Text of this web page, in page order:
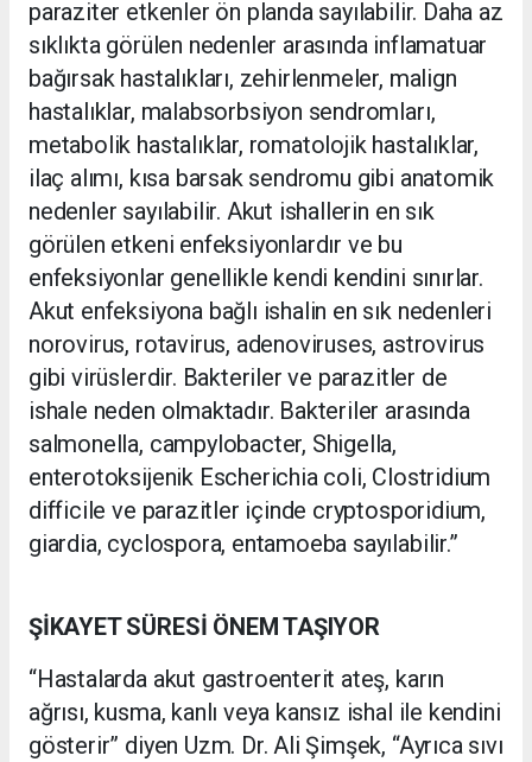
paraziter etkenler ön planda sayılabilir. Daha az
sıklıkta görülen nedenler arasında inflamatuar
bağırsak hastalıkları, zehirlenmeler, malign
hastalıklar, malabsorbsiyon sendromları,
metabolik hastalıklar, romatolojik hastalıklar,
ilaç alımı, kısa barsak sendromu gibi anatomik
nedenler sayılabilir. Akut ishallerin en sık
görülen etkeni enfeksiyonlardır ve bu
enfeksiyonlar genellikle kendi kendini sınırlar.
Akut enfeksiyona bağlı ishalin en sık nedenleri
norovirus, rotavirus, adenoviruses, astrovirus
gibi virüslerdir. Bakteriler ve parazitler de
ishale neden olmaktadır. Bakteriler arasında
salmonella, campylobacter, Shigella,
enterotoksijenik Escherichia coli, Clostridium
difficile ve parazitler içinde cryptosporidium,
giardia, cyclospora, entamoeba sayılabilir.”
ŞİKAYET SÜRESİ ÖNEM TAŞIYOR
“Hastalarda akut gastroenterit ateş, karın
ağrısı, kusma, kanlı veya kansız ishal ile kendini
gösterir” diyen Uzm. Dr. Ali Şimşek, “Ayrıca sıvı